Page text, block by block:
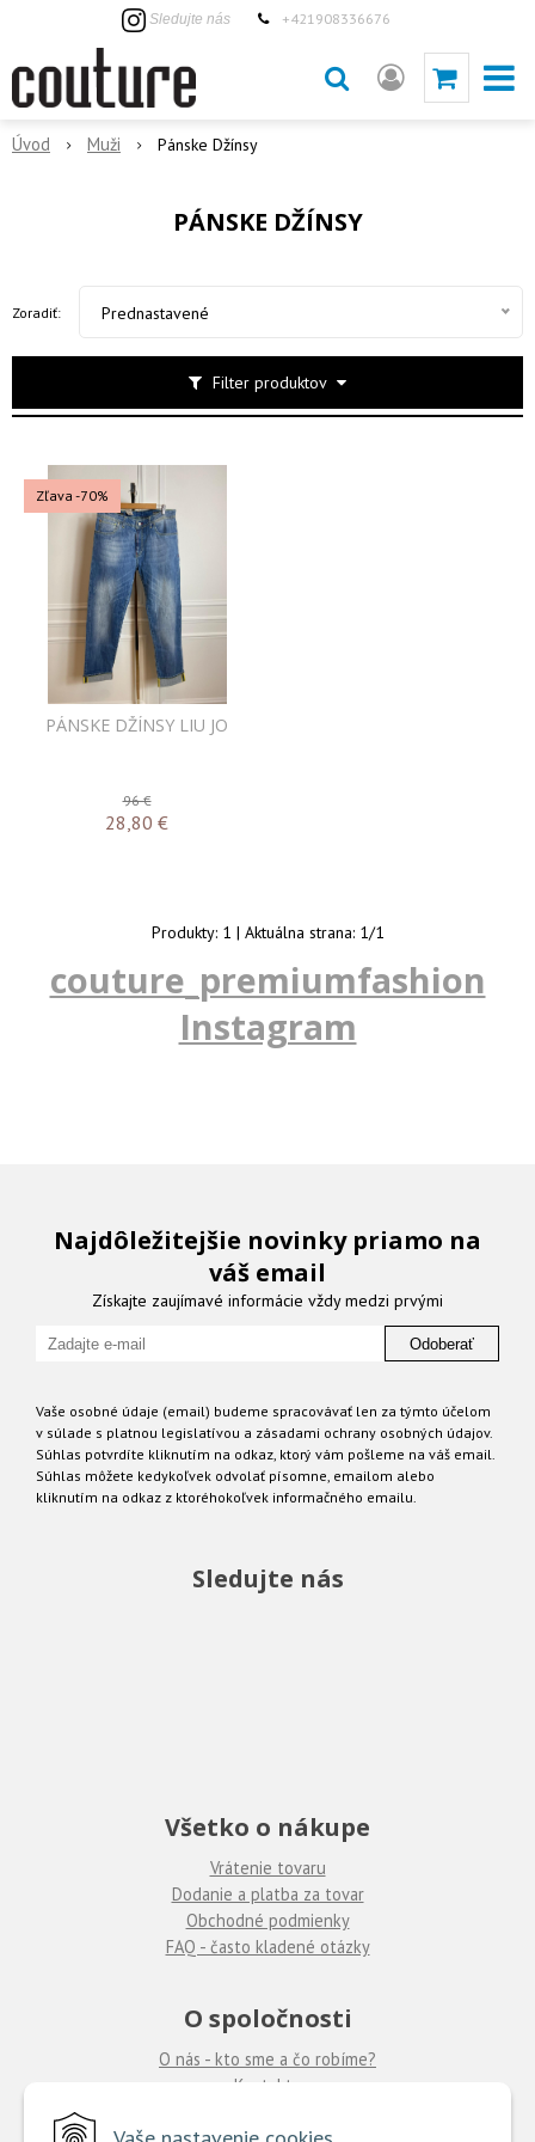
Sledujte nás +421908336676
Úvod Muži Pánske Džínsy
PÁNSKE DŽÍNSY
Filter produktov
Zoradiť: Prednastavené
Zľava -70%
PÁNSKE DŽÍNSY LIU JO
96 €
28,80 €
Produkty: 1 | Aktuálna strana: 1/1
couture_premiumfashion
Instagram
Najdôležitejšie novinky priamo na
váš email
Získajte zaujímavé informácie vždy medzi prvými
Odoberať
Vaše osobné údaje (email) budeme spracovávať len za týmto účelom
v súlade s platnou legislatívou a zásadami ochrany osobných údajov.
Súhlas potvrdíte kliknutím na odkaz, ktorý vám pošleme na váš email.
Súhlas môžete kedykoľvek odvolať písomne, emailom alebo
kliknutím na odkaz z ktoréhokoľvek informačného emailu.
Sledujte nás
Všetko o nákupe
Vrátenie tovaru
Dodanie a platba za tovar
Obchodné podmienky
FAQ - často kladené otázky
O spoločnosti
O nás - kto sme a čo robíme?
Kontakty